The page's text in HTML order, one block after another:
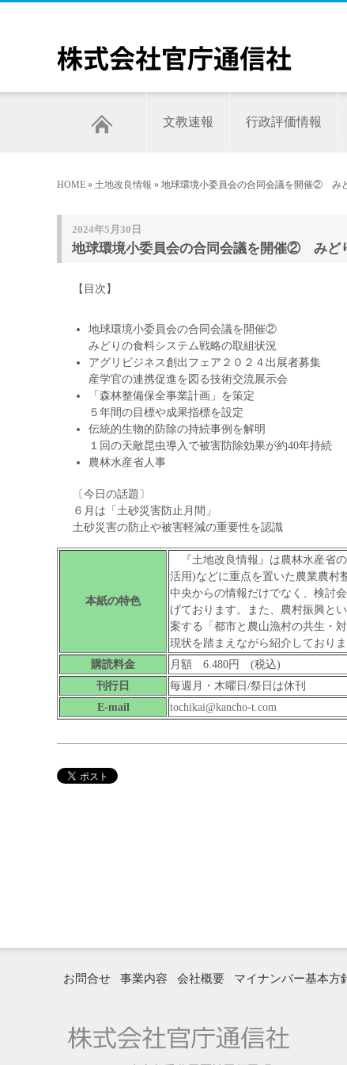
文教速報 行政評価情報
HOME » 土地改良情報 » 地球環境小委員会の合同会議を開催② み
2024年5月30日
地球環境小委員会の合同会議を開催② みど
【目次】
地球環境小委員会の合同会議を開催②
みどりの食料システム戦略の取組状況
アグリビジネス創出フェア２０２４出展者募集
産学官の連携促進を図る技術交流展示会
「森林整備保全事業計画」を策定
５年間の目標や成果指標を設定
伝統的生物的防除の持続事例を解明
１回の天敵昆虫導入で被害防除効果が約40年持続
農林水産省人事
〔今日の話題〕
６月は「土砂災害防止月間」
土砂災害の防止や被害軽減の重要性を認識
本紙の特色
『土地改良情報』は農林水産省
活用)などに重点を置いた農業農村
中央からの情報だけでなく、検討
げております。また、農村振興と
案する「都市と農山漁村の共生・
現状を踏まえながら紹介しておりま
購読料金
月額 6.480円 (税込)
刊行日
毎週月・木曜日/祭日は休刊
E-mail
tochikai@kancho-t.com
お問合せ 事業内容 会社概要 マイナンバー基本方